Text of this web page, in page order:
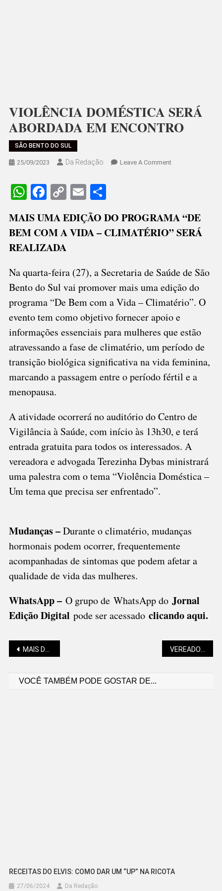
VIOLÊNCIA DOMÉSTICA SERÁ
ABORDADA EM ENCONTRO
SÃO BENTO DO SUL
25/09/2023 Da Redação Leave A CommentOn
EM
ENCONTRO
WhatsApp
Facebook
Copy
Link
Email
MAIS UMA EDIÇÃO DO PROGRAMA “DE
BEM COM A VIDA – CLIMATÉRIO” SERÁ
REALIZADA
Na quarta-feira (27), a Secretaria de Saúde de São
Bento do Sul vai promover mais uma edição do
programa “De Bem com a Vida – Climatério”. O
evento tem como objetivo fornecer apoio e
informações essenciais para mulheres que estão
atravessando a fase de climatério, um período de
transição biológica significativa na vida feminina,
marcando a passagem entre o período fértil e a
menopausa.
A atividade ocorrerá no auditório do Centro de
Vigilância à Saúde, com início às 13h30, e terá
entrada gratuita para todos os interessados. A
vereadora e advogada Terezinha Dybas ministrará
uma palestra com o tema “Violência Doméstica –
Um tema que precisa ser enfrentado”.
Mudanças –Durante o climatério, mudanças
hormonais podem ocorrer, frequentemente
acompanhadas de sintomas que podem afetar a
qualidade de vida das mulheres.
WhatsApp – O grupo de WhatsApp do Jornal
Edição Digital pode ser acessado clicando aqui.
Navegação
MAIS DE 500 NA CORRIDA DOS 150 ANOS VEREADORES: MP RECUPERA R$ 100 MIL DE DIÁRIAS INDEVIDAS
VOCÊ TAMBÉM PODE GOSTAR DE...
RECEITAS DO ELVIS: COMO DAR UM “UP” NA RICOTA
27/06/2024 Da Redação